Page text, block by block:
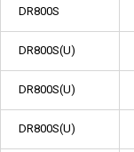
DR800S
DR800S(U)
DR800S(U)
DR800S(U)